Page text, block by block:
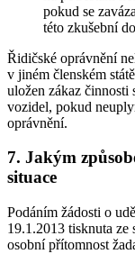
pokud se
této zkušební
Řidičské oprávnění
v jiném členském
uložen zákaz
vozidel, pokud
oprávnění.
7. Jakým
situace
Podáním žádosti o
19.1.2013 tisknuta ze
osobní přítomnost